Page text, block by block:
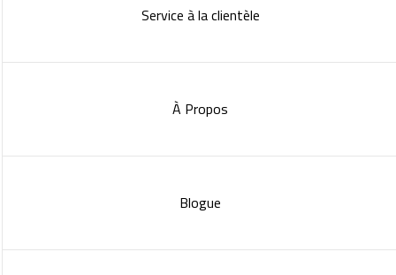
Service à la clientèle
À Propos
Blogue